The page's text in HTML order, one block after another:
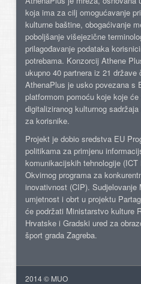
koja ima za cilj omogućavanje
kulturne baštine, obogaćivanje
poboljšanje višejezične
prilagođavanje podataka
potrebama. Konzorcij Athene
ukupno 40 partnera iz 21 države
AthenaPlus je usko povezana s
platformom pomoću koje koje
digitaliziranog kulturnog
za korisnike.
Projekt je dobio sredstva EU
politikama za primjenu
komunikacijskih tehnologije
Okvirnog programa za
inovativnost (CIP). Sudjelovanje
umjetnost i obrt u projektu
će podržati Ministarstvo kulture
Hrvatske i Gradski ured za
šport grada Zagreba.
2014 © MUO